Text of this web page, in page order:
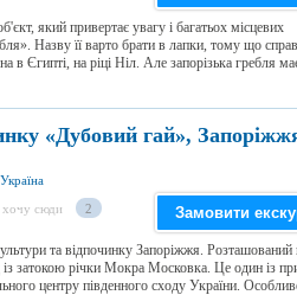
який привертає увагу і багатьох місцевих
Назву її варто брати в лапки, тому що
в Єгипті, на ріці Ніл. Але запорізька гребля
«Дубовий гай»,
хочу сюди 2 Замовити
та відпочинку Запоріжжя. Розташований
із затокою річки Мокра Московка. Це один із
центру південного сходу України.